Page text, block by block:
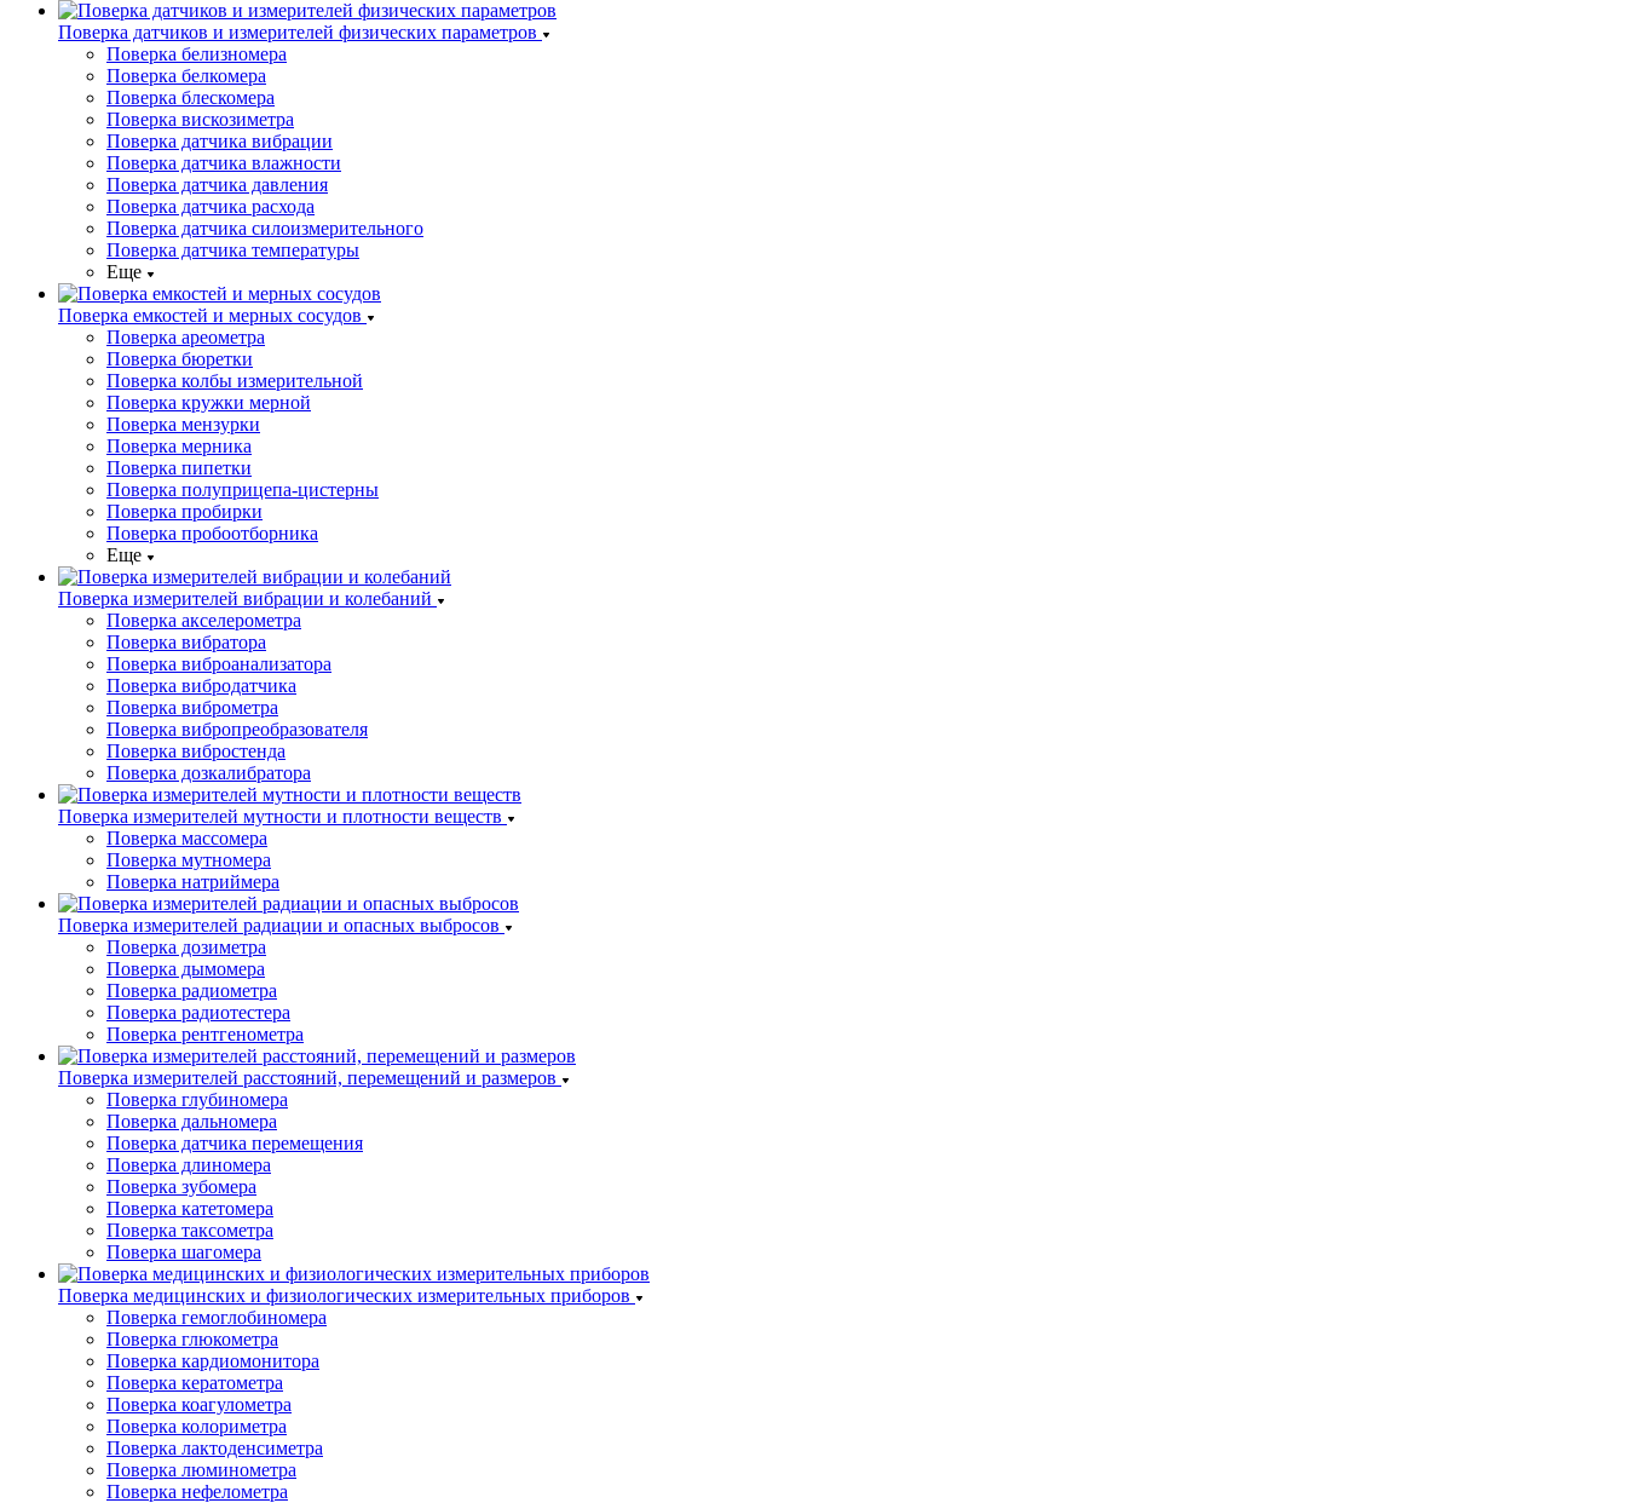
Поверка датчиков и измерителей физических параметров
Поверка белизномера
Поверка белкомера
Поверка блескомера
Поверка вискозиметра
Поверка датчика вибрации
Поверка датчика влажности
Поверка датчика давления
Поверка датчика расхода
Поверка датчика силоизмерительного
Поверка датчика температуры
Еще
Поверка емкостей и мерных сосудов
Поверка ареометра
Поверка бюретки
Поверка колбы измерительной
Поверка кружки мерной
Поверка мензурки
Поверка мерника
Поверка пипетки
Поверка полуприцепа-цистерны
Поверка пробирки
Поверка пробоотборника
Еще
Поверка измерителей вибрации и колебаний
Поверка акселерометра
Поверка вибратора
Поверка виброанализатора
Поверка вибродатчика
Поверка виброметра
Поверка вибропреобразователя
Поверка вибростенда
Поверка дозкалибратора
Поверка измерителей мутности и плотности веществ
Поверка массомера
Поверка мутномера
Поверка натриймера
Поверка измерителей радиации и опасных выбросов
Поверка дозиметра
Поверка дымомера
Поверка радиометра
Поверка радиотестера
Поверка рентгенометра
Поверка измерителей расстояний, перемещений и размеров
Поверка глубиномера
Поверка дальномера
Поверка датчика перемещения
Поверка длиномера
Поверка зубомера
Поверка катетомера
Поверка таксометра
Поверка шагомера
Поверка медицинских и физиологических измерительных приборов
Поверка гемоглобиномера
Поверка глюкометра
Поверка кардиомонитора
Поверка кератометра
Поверка коагулометра
Поверка колориметра
Поверка лактоденсиметра
Поверка люминометра
Поверка нефелометра